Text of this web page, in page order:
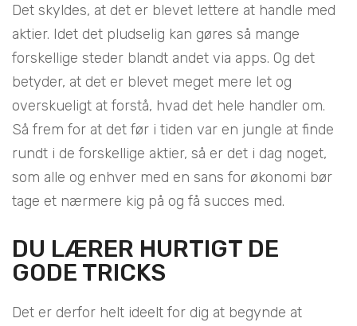
Det skyldes, at det er blevet lettere at handle med
aktier. Idet det pludselig kan gøres så mange
forskellige steder blandt andet via apps. Og det
betyder, at det er blevet meget mere let og
overskueligt at forstå, hvad det hele handler om.
Så frem for at det før i tiden var en jungle at finde
rundt i de forskellige aktier, så er det i dag noget,
som alle og enhver med en sans for økonomi bør
tage et nærmere kig på og få succes med.
DU LÆRER HURTIGT DE
GODE TRICKS
Det er derfor helt ideelt for dig at begynde at